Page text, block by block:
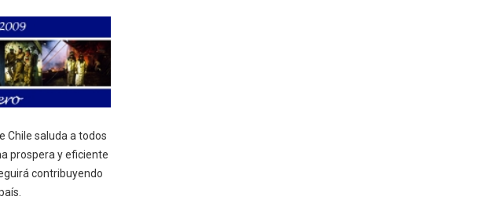
Chile saluda a todos
prospera y eficiente
contribuyendo